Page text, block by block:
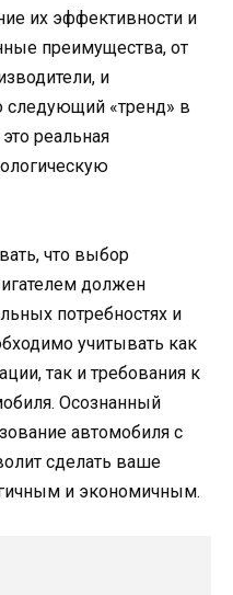
их эффективности и
преимущества, от
и
следующий «тренд» в
реальная
что выбор
должен
потребностях и
учитывать как
так и требования к
Осознанный
автомобиля с
сделать ваше
и экономичным.